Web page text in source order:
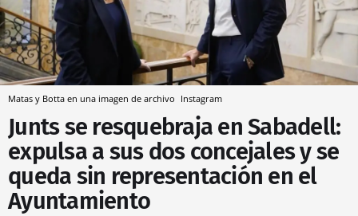
Matas y Botta en una imagen de archivo Instagram
Junts se resquebraja en Sabadell:
expulsa a sus dos concejales y se
queda sin representación en el
Ayuntamiento